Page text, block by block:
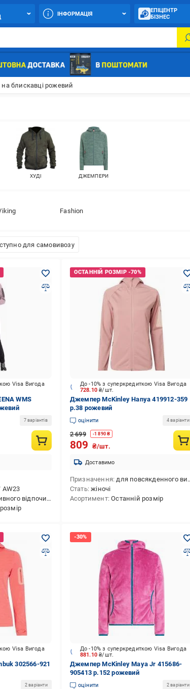
ІНФОРМАЦІЯ
ЕПІЦЕНТР
БІЗНЕС
на блискавці рожевий
ХУДІ ДЖЕМПЕРИ
Fashion
для самовивозу
Visa Вигода
WMS
7 варіантів
AW23
спорту,для сноубордингу,для зимових видів спорту
728.10₴/шт.
До -10% з суперкредиткою Visa Вигода
Джемпер McKinley Hanya 419912-359
р.38 рожевий
оцінити 4 варіанти
2 699 -1 890₴
809 ₴/шт.
Доставимо
Призначення для повсякденного використання,для активного відпочинку
Стать жіночі
Асортимент Останній розмір
Visa Вигода
302566-921
2 варіанти
881.10₴/шт.
До -10% з суперкредиткою Visa Вигода
Джемпер McKinley Maya Jr 415686-
905413 р.152 рожевий
оцінити 2 варіанти